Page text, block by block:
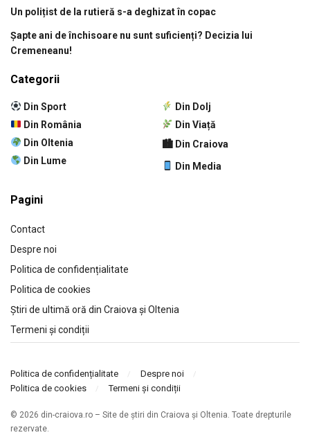
Un polițist de la rutieră s-a deghizat în copac
Șapte ani de închisoare nu sunt suficienți? Decizia lui
Cremeneanu!
Categorii
Din Sport
Din România
Din Oltenia
Din Lume
Din Dolj
Din Viață
🏙 Din Craiova
Din Media
Pagini
Contact
Despre noi
Politica de confidențialitate
Politica de cookies
Știri de ultimă oră din Craiova și Oltenia
Termeni și condiții
Politica de confidențialitate
Despre noi
Politica de cookies
Termeni și condiții
© 2026 din-craiova.ro – Site de știri din Craiova și Oltenia. Toate drepturile
rezervate.